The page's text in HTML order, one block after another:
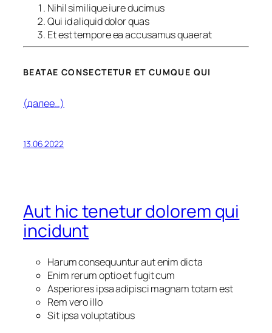
Nihil similique iure ducimus
Qui id aliquid dolor quas
Et est tempore ea accusamus quaerat
BEATAE CONSECTETUR ET CUMQUE QUI
(далее…)
13.06.2022
Aut hic tenetur dolorem qui
incidunt
Harum consequuntur aut enim dicta
Enim rerum optio et fugit cum
Asperiores ipsa adipisci magnam totam est
Rem vero illo
Sit ipsa voluptatibus